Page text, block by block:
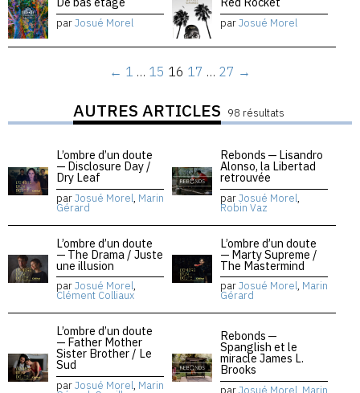
parJosué Morel parJosué Morel
← 1 … 15 16 17 … 27 →
AUTRES ARTICLES 98 résultats
L’ombre d’un doute
— Disclosure Day /
Dry Leaf
parJosué Morel, Marin
Gérard
Rebonds — Lisandro
Alonso, la Libertad
retrouvée
parJosué Morel,
Robin Vaz
L’ombre d’un doute
— The Drama / Juste
une illusion
parJosué Morel,
Clément Colliaux
L’ombre d’un doute
— Marty Supreme /
The Mastermind
parJosué Morel, Marin
Gérard
L’ombre d’un doute
— Father Mother
Sister Brother / Le
Sud
parJosué Morel, Marin
Rebonds —
Spanglish et le
miracle James L.
Brooks
parJosué Morel, Marin